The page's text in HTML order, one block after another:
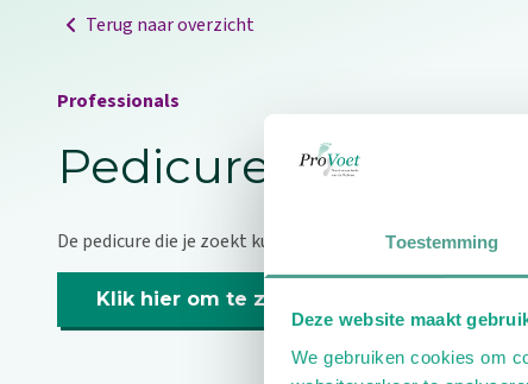
Toestemming
Deze website maakt
We gebruiken cookies om
Terug naar overzicht
Professionals
Pedicure niet
De pedicure die je zoekt kunnen we niet vinden.
Klik hier om te zoeken naar een andere